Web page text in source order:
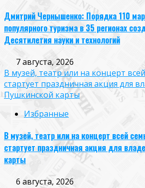
Дмитрий Чернышенко: Порядка 110
популярного туризма в 35 регионах
Десятилетия науки и технологий
7 августа, 2026
В музей, театр или на концерт
стартует праздничная акция для
Пушкинской карты
Избранные
В музей, театр или на концерт всей
стартует праздничная акция для
карты
6 августа, 2026